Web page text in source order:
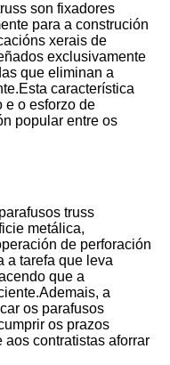
son fixadores
para a construción
xerais de
exclusivamente
que eliminan a
característica
e o esforzo de
popular entre os
truss
metálica,
de perforación
a tarefa que leva
que a
a
os parafusos
os prazos
aos contratistas aforrar